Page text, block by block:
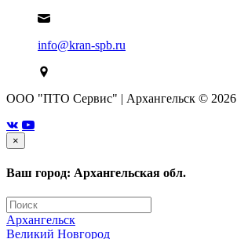
info@kran-spb.ru
ООО "ПТО Сервис" | Архангельск © 2026
×
Ваш город: Архангельская обл.
Архангельск
Великий Новгород